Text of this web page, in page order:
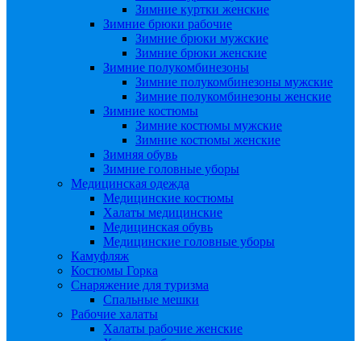
Зимние куртки женские
Зимние брюки рабочие
Зимние брюки мужские
Зимние брюки женские
Зимние полукомбинезоны
Зимние полукомбинезоны мужские
Зимние полукомбинезоны женские
Зимние костюмы
Зимние костюмы мужские
Зимние костюмы женские
Зимняя обувь
Зимние головные уборы
Медицинская одежда
Медицинские костюмы
Халаты медицинские
Медицинская обувь
Медицинские головные уборы
Камуфляж
Костюмы Горка
Снаряжение для туризма
Спальные мешки
Рабочие халаты
Халаты рабочие женские